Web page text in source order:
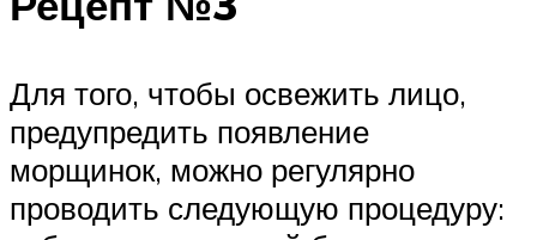
Для того, чтобы освежить лицо,
предупредить появление
морщинок, можно регулярно
проводить следующую процедуру: